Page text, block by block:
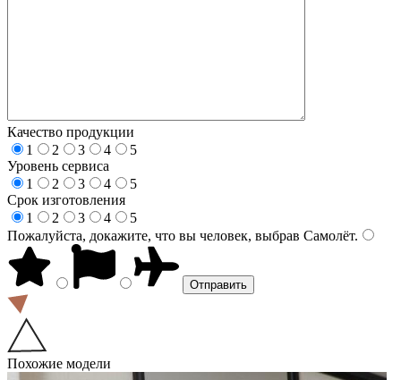
Качество продукции
1
2 3 4
5
Уровень сервиса
1
2 3 4
5
Срок изготовления
1
2 3 4
5
Пожалуйста, докажите, что вы человек, выбрав Самолёт.
Похожие модели